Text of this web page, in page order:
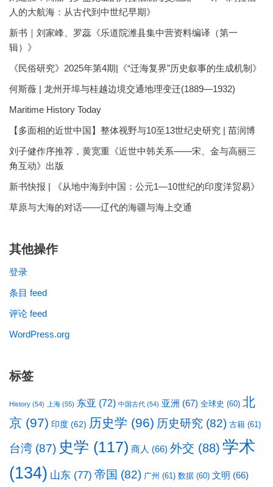
人的大航海：从古代到中世纪早期》
新书｜刘家峰、罗蕊《乐道院潍县集中营资料编译（第一
辑）》
《民俗研究》2025年第4期|《“迁海复界”历史叙事的生成机制》
何斯薇 | 龙州开埠与桂越边境交通地理变迁(1889—1932)
Maritime History Today
【多面相的近世中国】整体视野与10至13世纪史研究 | 苗润博
刘子健作序推荐，黄宽重《近世中韩关系——宋、金与高丽三
角互动》出版
新书快报 | 《从地中海到中国：公元1—10世纪的印度洋贸易》
草原与大海的对话——辽代的海疆与海上交通
其他操作
登录
条目 feed
评论 feed
WordPress.org
标签
History (54) 上海 (55) 东亚 (72) 中国古代 (54) 亚洲 (67) 全球史 (60) 北
京 (97) 印度 (62) 历史学 (96) 历史研究 (82) 古籍 (61)
台湾 (87) 史学 (117) 商人 (66) 外交 (88) 学术
(134) 山东 (77) 帝国 (82) 广州 (61) 数据 (60) 文明 (66)